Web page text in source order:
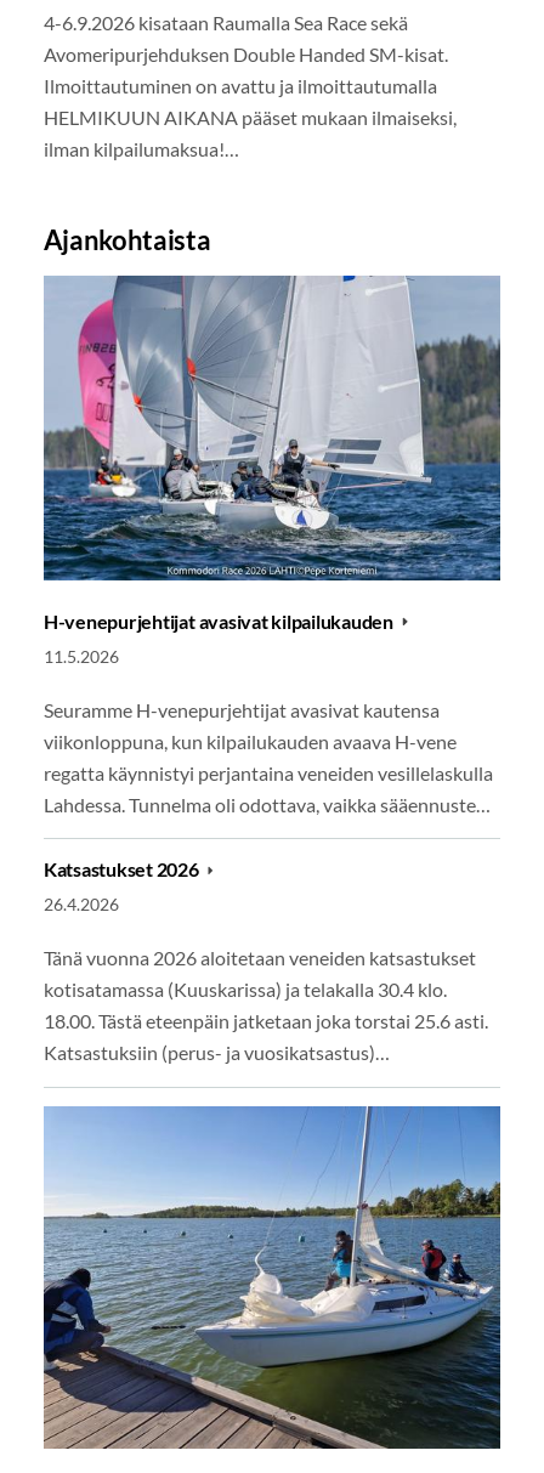
4-6.9.2026 kisataan Raumalla Sea Race sekä
Avomeripurjehduksen Double Handed SM-kisat.
Ilmoittautuminen on avattu ja ilmoittautumalla
HELMIKUUN AIKANA pääset mukaan ilmaiseksi,
ilman kilpailumaksua!…
Ajankohtaista
H-venepurjehtijat avasivat kilpailukauden
11.5.2026
Seuramme H-venepurjehtijat avasivat kautensa
viikonloppuna, kun kilpailukauden avaava H-vene
regatta käynnistyi perjantaina veneiden vesillelaskulla
Lahdessa. Tunnelma oli odottava, vaikka sääennuste…
Katsastukset 2026
26.4.2026
Tänä vuonna 2026 aloitetaan veneiden katsastukset
kotisatamassa (Kuuskarissa) ja telakalla 30.4 klo.
18.00. Tästä eteenpäin jatketaan joka torstai 25.6 asti.
Katsastuksiin (perus- ja vuosikatsastus)…